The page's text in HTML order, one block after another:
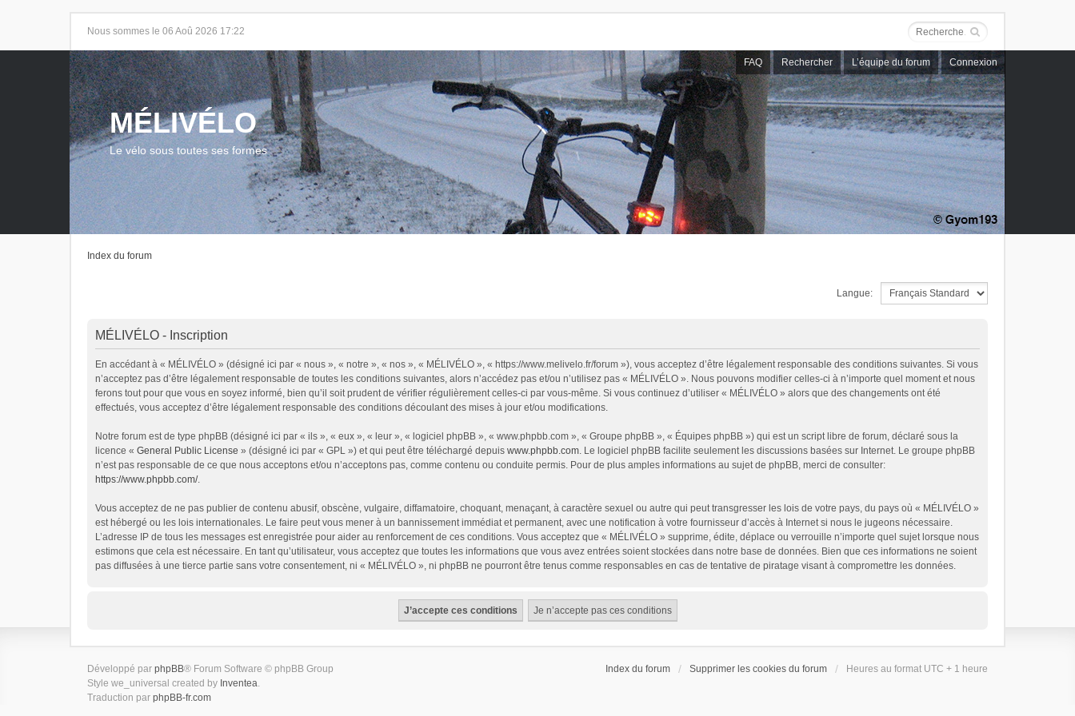
Nous sommes le 06 Aoû 2026 17:22
FAQ Rechercher L’équipe du forum Connexion
MÉLIVÉLO
Le vélo sous toutes ses formes
Index du forum
Langue:
MÉLIVÉLO - Inscription
En accédant à « MÉLIVÉLO » (désigné ici par « nous », « notre », « nos », « MÉLIVÉLO », « https://www.melivelo.fr/forum »), vous acceptez d’être légalement responsable des conditions suivantes. Si vous
n’acceptez pas d’être légalement responsable de toutes les conditions suivantes, alors n’accédez pas et/ou n’utilisez pas « MÉLIVÉLO ». Nous pouvons modifier celles-ci à n’importe quel moment et nous
ferons tout pour que vous en soyez informé, bien qu’il soit prudent de vérifier régulièrement celles-ci par vous-même. Si vous continuez d’utiliser « MÉLIVÉLO » alors que des changements ont été
effectués, vous acceptez d’être légalement responsable des conditions découlant des mises à jour et/ou modifications.
Notre forum est de type phpBB (désigné ici par « ils », « eux », « leur », « logiciel phpBB », « www.phpbb.com », « Groupe phpBB », « Équipes phpBB ») qui est un script libre de forum, déclaré sous la
licence « General Public License » (désigné ici par « GPL ») et qui peut être téléchargé depuis www.phpbb.com. Le logiciel phpBB facilite seulement les discussions basées sur Internet. Le groupe phpBB
n’est pas responsable de ce que nous acceptons et/ou n’acceptons pas, comme contenu ou conduite permis. Pour de plus amples informations au sujet de phpBB, merci de consulter:
https://www.phpbb.com/.
Vous acceptez de ne pas publier de contenu abusif, obscène, vulgaire, diffamatoire, choquant, menaçant, à caractère sexuel ou autre qui peut transgresser les lois de votre pays, du pays où « MÉLIVÉLO »
est hébergé ou les lois internationales. Le faire peut vous mener à un bannissement immédiat et permanent, avec une notification à votre fournisseur d’accès à Internet si nous le jugeons nécessaire.
L’adresse IP de tous les messages est enregistrée pour aider au renforcement de ces conditions. Vous acceptez que « MÉLIVÉLO » supprime, édite, déplace ou verrouille n’importe quel sujet lorsque nous
estimons que cela est nécessaire. En tant qu’utilisateur, vous acceptez que toutes les informations que vous avez entrées soient stockées dans notre base de données. Bien que ces informations ne soient
pas diffusées à une tierce partie sans votre consentement, ni « MÉLIVÉLO », ni phpBB ne pourront être tenus comme responsables en cas de tentative de piratage visant à compromettre les données.
Index du forum Supprimer les cookies du forum Heures au format UTC + 1 heure
Développé par phpBB® Forum Software © phpBB Group
Style we_universal created by Inventea.
Traduction par phpBB-fr.com